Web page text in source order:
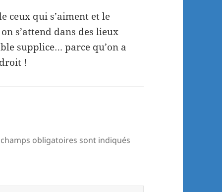
ceux qui s’aiment et le
s’attend dans des lieux
supplice… parce qu’on a
!
champs obligatoires sont indiqués